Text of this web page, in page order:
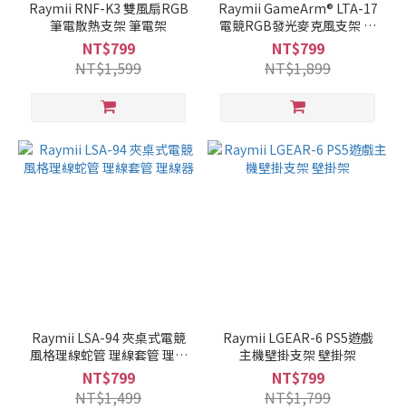
Raymii RNF-K3 雙風扇RGB
筆電散熱支架 筆電架
NT$799
NT$1,599
Raymii GameArm® LTA-17
電競RGB發光麥克風支架 直
播支架
NT$799
NT$1,899
Raymii LSA-94 夾桌式電競
風格理線蛇管 理線套管 理線
器
NT$799
NT$1,499
Raymii LGEAR-6 PS5遊戲
主機壁掛支架 壁掛架
NT$799
NT$1,799